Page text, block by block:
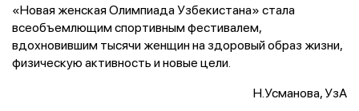
«Новая женская Олимпиада Узбекистана» стала
всеобъемлющим спортивным фестивалем,
вдохновившим тысячи женщин на здоровый образ жизни,
физическую активность и новые цели.
Н.Усманова, УзА